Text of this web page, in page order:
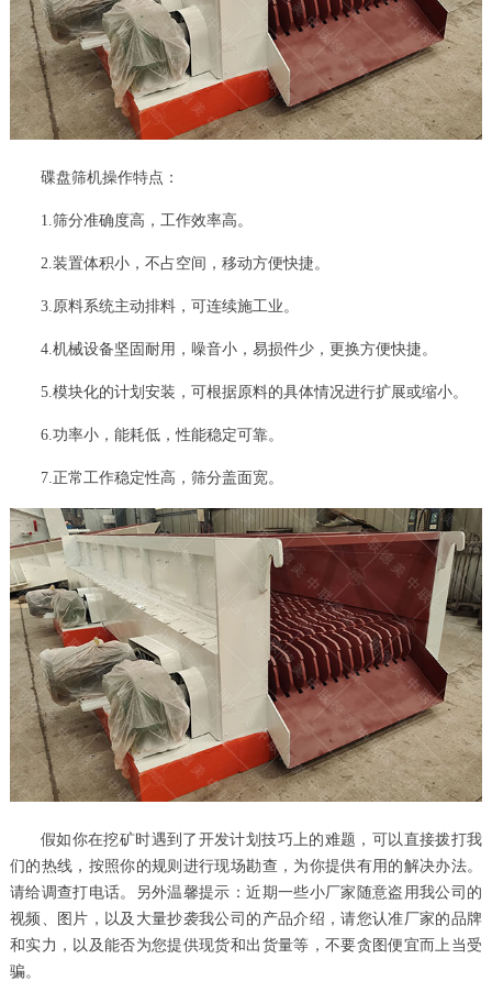
碟盘筛机操作特点：
1.筛分准确度高，工作效率高。
2.装置体积小，不占空间，移动方便快捷。
3.原料系统主动排料，可连续施工业。
4.机械设备坚固耐用，噪音小，易损件少，更换方便快捷。
5.模块化的计划安装，可根据原料的具体情况进行扩展或缩小。
6.功率小，能耗低，性能稳定可靠。
7.正常工作稳定性高，筛分盖面宽。
假如你在挖矿时遇到了开发计划技巧上的难题，可以直接拨打我
们的热线，按照你的规则进行现场勘查，为你提供有用的解决办法。
请给调查打电话。另外温馨提示：近期一些小厂家随意盗用我公司的
视频、图片，以及大量抄袭我公司的产品介绍，请您认准厂家的品牌
和实力，以及能否为您提供现货和出货量等，不要贪图便宜而上当受
骗。